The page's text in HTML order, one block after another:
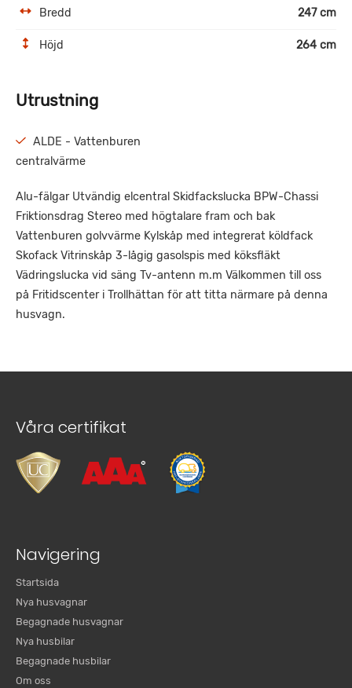
Bredd 247 cm
Höjd 264 cm
Utrustning
ALDE - Vattenburen
centralvärme
Alu-fälgar Utvändig elcentral Skidfackslucka BPW-Chassi
Friktionsdrag Stereo med högtalare fram och bak
Vattenburen golvvärme Kylskåp med integrerat köldfack
Skofack Vitrinskåp 3-lågig gasolspis med köksfläkt
Vädringslucka vid säng Tv-antenn m.m Välkommen till oss
på Fritidscenter i Trollhättan för att titta närmare på denna
husvagn.
Våra certifikat
Navigering
Startsida
Nya husvagnar
Begagnade husvagnar
Nya husbilar
Begagnade husbilar
Om oss